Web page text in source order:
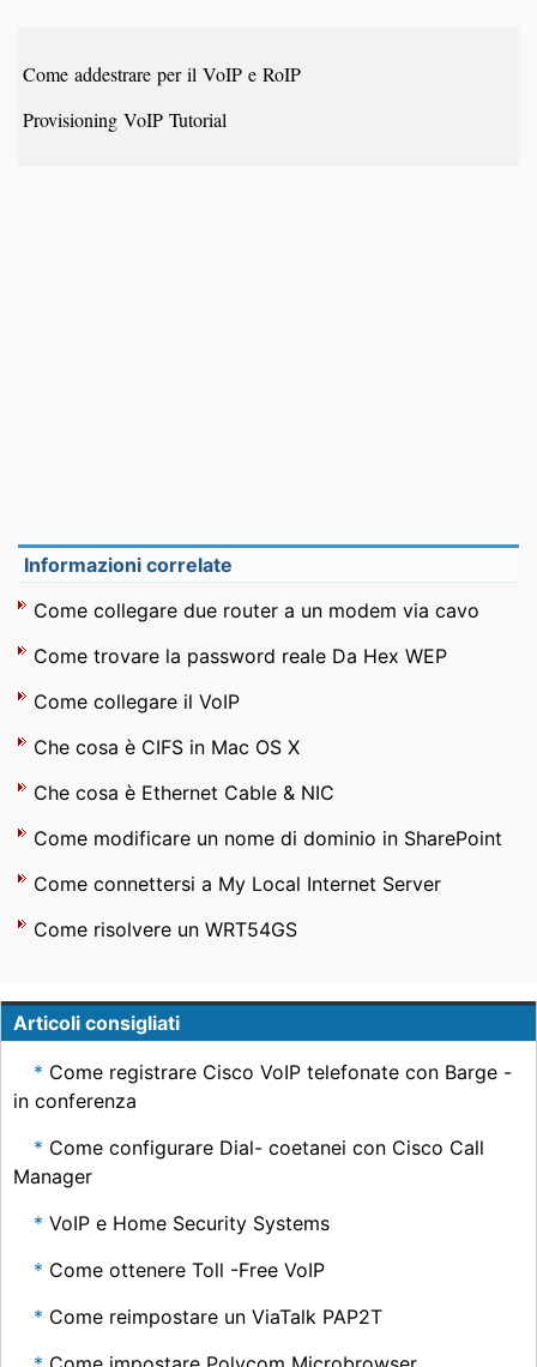
Come addestrare per il VoIP e RoIP
Provisioning VoIP Tutorial
Informazioni correlate
Come collegare due router a un modem via cavo
Come trovare la password reale Da Hex WEP
Come collegare il VoIP
Che cosa è CIFS in Mac OS X
Che cosa è Ethernet Cable & NIC
Come modificare un nome di dominio in SharePoint
Come connettersi a My Local Internet Server
Come risolvere un WRT54GS
Articoli consigliati
Come registrare Cisco VoIP telefonate con Barge -
in conferenza
Come configurare Dial- coetanei con Cisco Call
Manager
VoIP e Home Security Systems
Come ottenere Toll -Free VoIP
Come reimpostare un ViaTalk PAP2T